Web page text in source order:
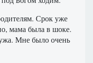
Срок уже
мама была в шоке.
Мне было очень